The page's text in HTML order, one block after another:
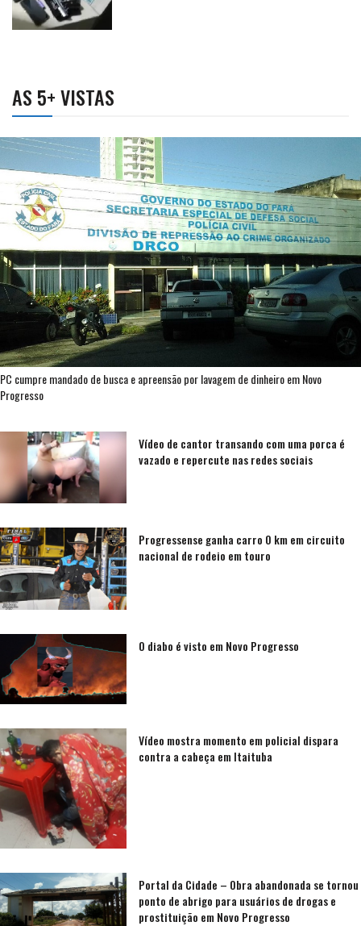
AS 5+ VISTAS
PC cumpre mandado de busca e apreensão por lavagem de dinheiro em Novo
Progresso
Vídeo de cantor transando com uma porca é
vazado e repercute nas redes sociais
Progressense ganha carro 0 km em circuito
nacional de rodeio em touro
O diabo é visto em Novo Progresso
Vídeo mostra momento em policial dispara
contra a cabeça em Itaituba
Portal da Cidade – Obra abandonada se tornou
ponto de abrigo para usuários de drogas e
prostituição em Novo Progresso